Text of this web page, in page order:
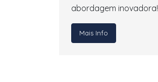
abordagem inovadora!
Mais Info